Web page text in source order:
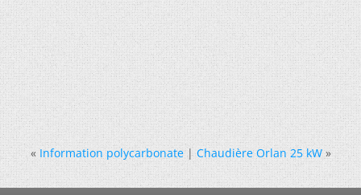
« Information polycarbonate|Chaudière Orlan 25 kW »